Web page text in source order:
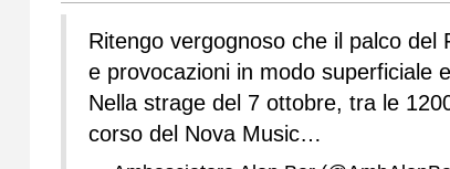
Ritengo vergognoso che il palco
e provocazioni in modo superficiale
Nella strage del 7 ottobre, tra le
corso del Nova Music…